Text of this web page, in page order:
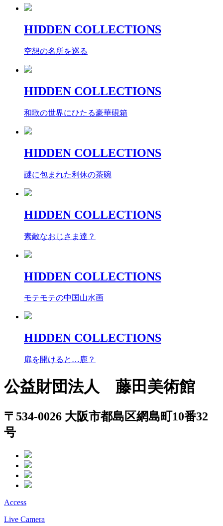
HIDDEN COLLECTIONS
空想の名所を巡る
HIDDEN COLLECTIONS
和歌の世界にひたる豪華硯箱
HIDDEN COLLECTIONS
謎に包まれた利休の茶碗
HIDDEN COLLECTIONS
素敵なおじさま達？
HIDDEN COLLECTIONS
モテモテの中国山水画
HIDDEN COLLECTIONS
扉を開けると…鹿？
公益財団法人 藤田美術館
〒534-0026 大阪市都島区網島町10番32
号
Access
Live Camera